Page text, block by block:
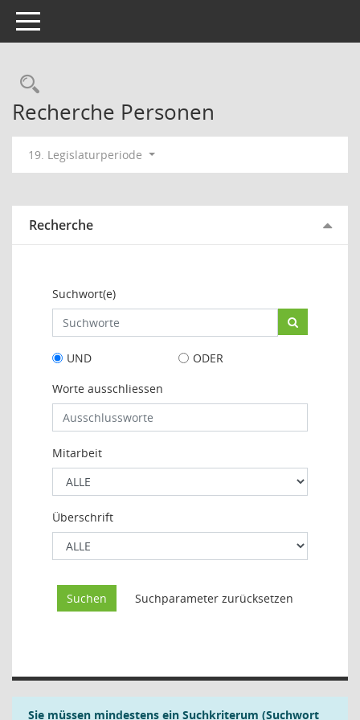
Toggle navigation
Rechercheauswahl
Recherche Personen
19. Legislaturperiode
Recherche
Suchwort(e)
UND
ODER
Worte ausschliessen
Mitarbeit
Überschrift
Sie müssen mindestens ein Suchkriterum (Suchwort